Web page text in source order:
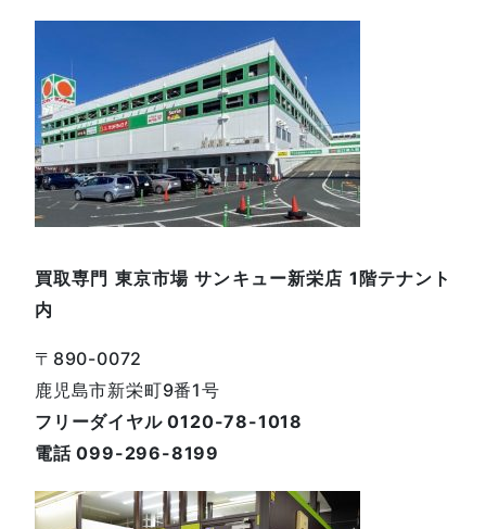
買取専門 東京市場 サンキュー新栄店 1階テナント
内
〒890-0072
鹿児島市新栄町9番1号
フリーダイヤル 0120-78-1018
電話 099-296-8199